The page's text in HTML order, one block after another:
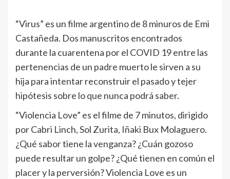
“Virus” es un filme argentino de 8 minuros de Emi
Castañeda. Dos manuscritos encontrados
durante la cuarentena por el COVID 19 entre las
pertenencias de un padre muerto le sirven a su
hija para intentar reconstruir el pasado y tejer
hipótesis sobre lo que nunca podrá saber.
“Violencia Love” es el filme de 7 minutos, dirigido
por Cabri Linch, Sol Zurita, Iñaki Bux Molaguero.
¿Qué sabor tiene la venganza? ¿Cuán gozoso
puede resultar un golpe? ¿Qué tienen en común el
placer y la perversión? Violencia Love es un